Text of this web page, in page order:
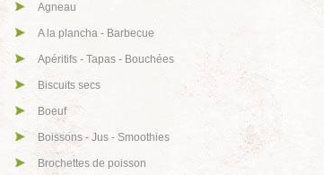
Agneau
A la plancha - Barbecue
Apéritifs - Tapas - Bouchées
Biscuits secs
Boeuf
Boissons - Jus - Smoothies
Brochettes de poisson